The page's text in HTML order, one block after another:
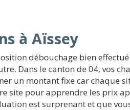
à Aïssey
débouchage bien
Dans le canton de 04, vos
un montant fixe car chaque
site pour apprendre les prix
est surprenant et que